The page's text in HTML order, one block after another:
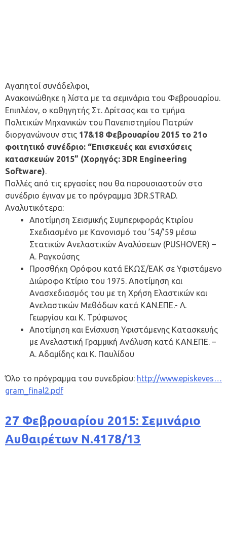
Αγαπητοί συνάδελφοι,
Ανακοινώθηκε η λίστα με τα σεμινάρια του Φεβρουαρίου.
Επιπλέον, ο καθηγητής Στ. Δρίτσος και το τμήμα
Πολιτικών Μηχανικών του Πανεπιστημίου Πατρών
διοργανώνουν στις 17&18 Φεβρουαρίου 2015 το 21ο
φοιτητικό συνέδριο: “Επισκευές και ενισχύσεις
κατασκευών 2015” (Χορηγός: 3DR Engineering
Software).
Πολλές από τις εργασίες που θα παρουσιαστούν στο
συνέδριο έγιναν με το πρόγραμμα 3DR.STRAD.
Αναλυτικότερα:
Αποτίµηση Σεισµικής Συµπεριφοράς Κτιρίου
Σχεδιασµένο µε Κανονισµό του ’54/’59 µέσω
Στατικών Ανελαστικών Αναλύσεων (PUSHOVER) –
Α. Ραγκούσης
Προσθήκη Ορόφου κατά ΕΚΩΣ/ΕΑΚ σε Υφιστάµενο
∆ιώροφο Κτίριο του 1975. Αποτίµηση και
Ανασχεδιασµός του µε τη Χρήση Ελαστικών και
Ανελαστικών Μεθόδων κατά ΚΑΝ.ΕΠΕ.- Λ.
Γεωργίου και Κ. Τρύφωνος
Αποτίµηση και Ενίσχυση Υφιστάµενης Κατασκευής
µε Ανελαστική Γραµµική Ανάλυση κατά ΚΑΝ.ΕΠΕ. –
Α. Αδαµίδης και Κ. Παυλίδου
Όλο το πρόγραμμα του συνεδρίου: http://www.episkeves…
gram_final2.pdf
27 Φεβρουαρίου 2015: Σεμινάριο
Αυθαιρέτων Ν.4178/13